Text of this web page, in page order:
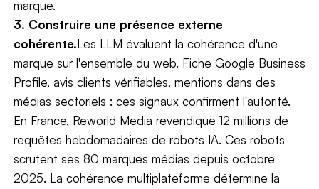
marque.
3. Construire une présence externe
cohérente.Les LLM évaluent la cohérence d'une
marque sur l'ensemble du web. Fiche Google Business
Profile, avis clients vérifiables, mentions dans des
médias sectoriels : ces signaux confirment l'autorité.
En France, Reworld Media revendique 12 millions de
requêtes hebdomadaires de robots IA. Ces robots
scrutent ses 80 marques médias depuis octobre
2025. La cohérence multiplateforme détermine la